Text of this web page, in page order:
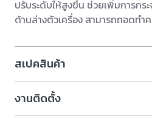
ปรับระดับให้สูงขึ้น ช่วยเพิ่มการกร
ด้านล่างตัวเครื่อง สามารถถอดทำ
สเปคสินค้า
งานติดตั้ง